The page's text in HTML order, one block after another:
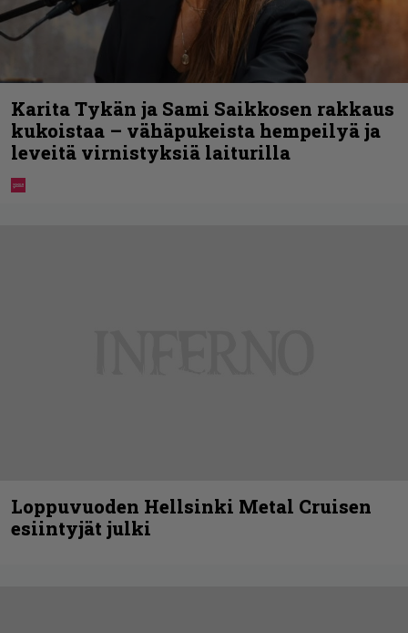
Karita Tykän ja Sami Saikkosen rakkaus
kukoistaa – vähäpukeista hempeilyä ja
leveitä virnistyksiä laiturilla
Loppuvuoden Hellsinki Metal Cruisen
esiintyjät julki